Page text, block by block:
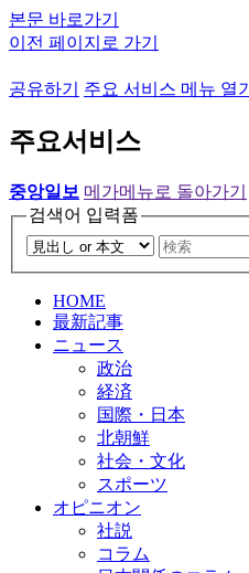
본문 바로가기
이전 페이지로 가기
공유하기 주요 서비스 메뉴 열기
주요서비스
중앙일보 메가메뉴로 돌아가기
검색어 입력폼
HOME
最新記事
ニュース
政治
経済
国際・日本
北朝鮮
社会・文化
スポーツ
オピニオン
社説
コラム